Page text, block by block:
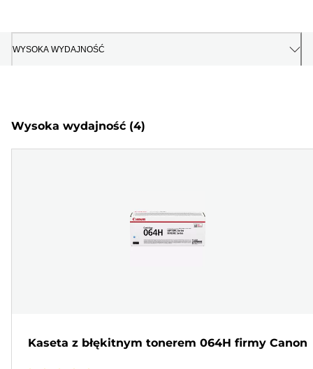
WYSOKA WYDAJNOŚĆ
Wysoka wydajność (4)
Kaseta z błękitnym tonerem 064H firmy Canon